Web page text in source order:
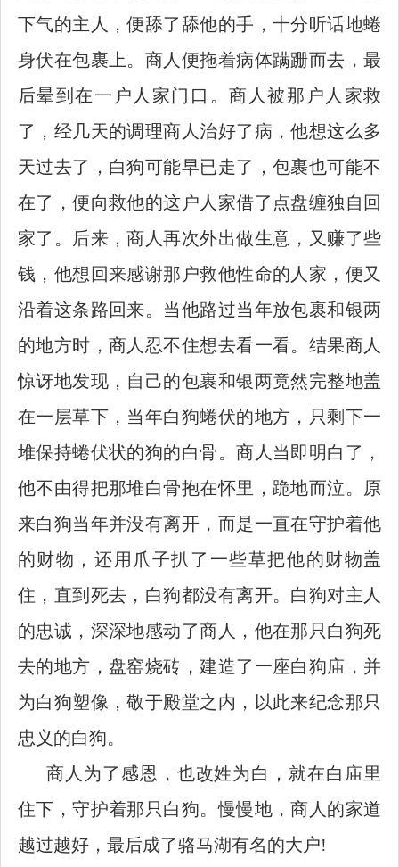
下气的主人，便舔了舔他的手，十分听话地蜷
身伏在包裹上。商人便拖着病体蹒跚而去，最
后晕到在一户人家门口。商人被那户人家救
了，经几天的调理商人治好了病，他想这么多
天过去了，白狗可能早已走了，包裹也可能不
在了，便向救他的这户人家借了点盘缠独自回
家了。后来，商人再次外出做生意，又赚了些
钱，他想回来感谢那户救他性命的人家，便又
沿着这条路回来。当他路过当年放包裹和银两
的地方时，商人忍不住想去看一看。结果商人
惊讶地发现，自己的包裹和银两竟然完整地盖
在一层草下，当年白狗蜷伏的地方，只剩下一
堆保持蜷伏状的狗的白骨。商人当即明白了，
他不由得把那堆白骨抱在怀里，跪地而泣。原
来白狗当年并没有离开，而是一直在守护着他
的财物，还用爪子扒了一些草把他的财物盖
住，直到死去，白狗都没有离开。白狗对主人
的忠诚，深深地感动了商人，他在那只白狗死
去的地方，盘窑烧砖，建造了一座白狗庙，并
为白狗塑像，敬于殿堂之内，以此来纪念那只
忠义的白狗。
商人为了感恩，也改姓为白，就在白庙里
住下，守护着那只白狗。慢慢地，商人的家道
越过越好，最后成了骆马湖有名的大户!